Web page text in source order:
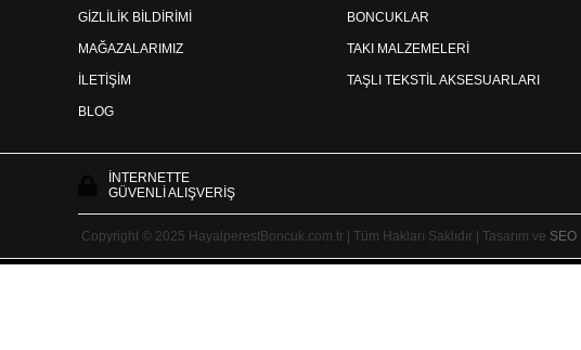
GİZLİLİK BİLDİRİMİ
MAĞAZALARIMIZ
İLETİŞİM
BLOG
BONCUKLAR
TAKI MALZEMELERİ
TAŞLI TEKSTİL AKSESUARLARI
İNTERNETTE
GÜVENLİ ALIŞVERİŞ
Copyright © 2025 HayalperestBoncuk.com.tr | Tüm Hakları Saklıdır | Tasarım ve SEO